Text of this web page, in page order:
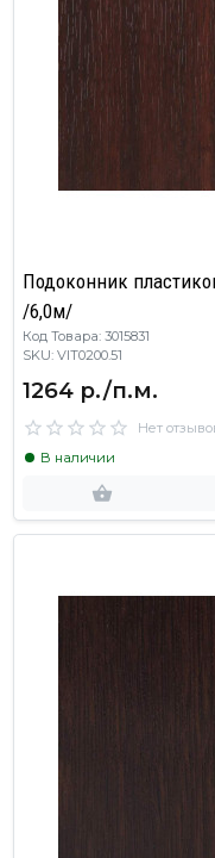
Подоконник
/6,0м/
Код Товара: 3015831
SKU: VIT0200.51
1264 р./п.м.
Нет
В наличии